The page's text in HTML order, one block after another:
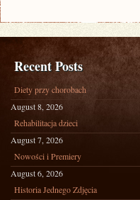
Recent Posts
Diety przy chorobach
August 8, 2026
Rehabilitacja dzieci
August 7, 2026
Nowości i Premiery
August 6, 2026
Historia Jednego Zdjęcia